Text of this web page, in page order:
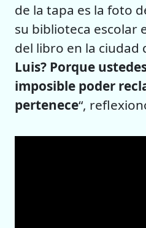
de la tapa es la foto
su biblioteca escolar
del libro en la ciudad
Luis? Porque
imposible poder
pertenece“,